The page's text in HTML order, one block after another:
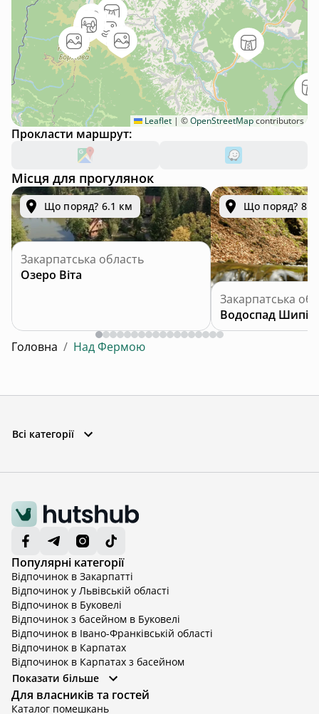
Leaflet | ©OpenStreetMapcontributors
Прокласти маршрут:
Місця для прогулянок
Що поряд? 6.1 км
Закарпатська область
Озеро Віта
Що поряд? 8.0
Закарпатська
Водоспад Шипіт
Головна / Над Фермою
Всі категорії
Популярні категорії
Відпочинок в Закарпатті
Відпочинок у Львівській області
Відпочинок в Буковелі
Відпочинок з басейном в Буковелі
Відпочинок в Івано-Франківській області
Відпочинок в Карпатах
Відпочинок в Карпатах з басейном
Відпочинок в Київській області
Відпочинок в Київській області з басейном
Відпочинок в Тернопільській області
Показати більше
Для власників та гостей
Каталог помешкань